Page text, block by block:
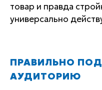
товар и правда
универсально
ПРАВИЛЬНО
АУДИТОРИЮ